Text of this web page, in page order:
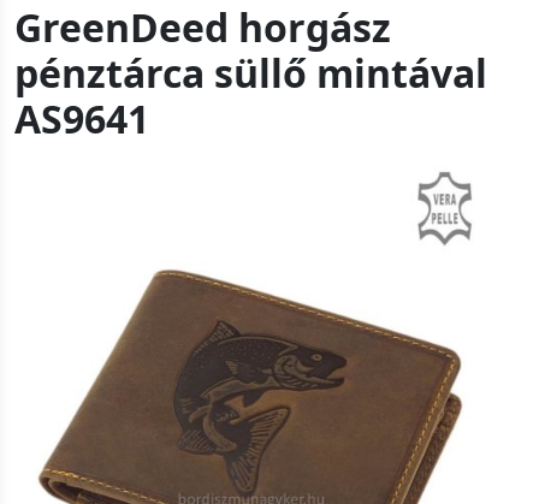
GreenDeed horgász
pénztárca süllő mintával
AS9641